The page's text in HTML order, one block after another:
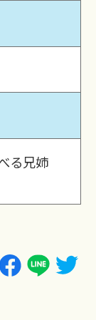
る兄姉